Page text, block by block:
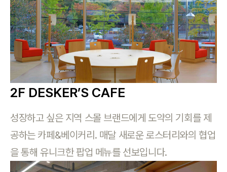
2F DESKER’S CAFE
성장하고 싶은 지역 스몰 브랜드에게 도약의 기회를 제
공하는 카페&베이커리. 매달 새로운 로스터리와의 협업
을 통해 유니크한 팝업 메뉴를 선보입니다.